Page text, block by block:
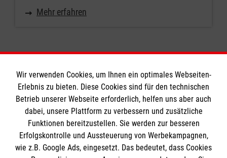
Mehr erfahren
Informationen
Impressum
Datenschutz
Wir verwenden Cookies, um Ihnen ein optimales Webseiten-
Erlebnis zu bieten. Diese Cookies sind für den technischen
Betrieb unserer Webseite erforderlich, helfen uns aber auch
dabei, unsere Plattform zu verbessern und zusätzliche
Funktionen bereitzustellen. Sie werden zur besseren
Erfolgskontrolle und Aussteuerung von Werbekampagnen,
wie z.B. Google Ads, eingesetzt. Das bedeutet, dass Cookies